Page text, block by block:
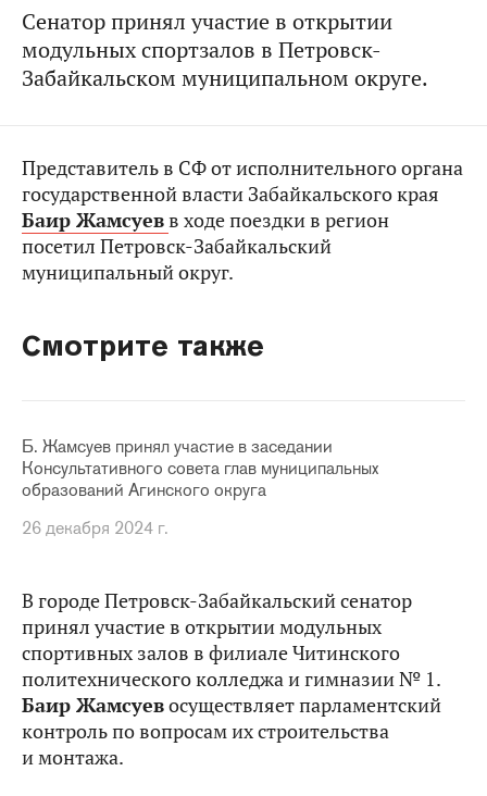
Сенатор принял участие в открытии
модульных спортзалов в Петровск-
Забайкальском муниципальном округе.
Представитель в СФ от исполнительного органа
государственной власти Забайкальского края
Баир Жамсуевв ходе поездки в регион
посетил Петровск-Забайкальский
муниципальный округ.
Смотрите также
Б. Жамсуев принял участие в заседании
Консультативного совета глав муниципальных
образований Агинского округа
26 декабря 2024 г.
В городе Петровск-Забайкальский сенатор
принял участие в открытии модульных
спортивных залов в филиале Читинского
политехнического колледжа и гимназии № 1.
Баир Жамсуевосуществляет парламентский
контроль по вопросам их строительства
и монтажа.